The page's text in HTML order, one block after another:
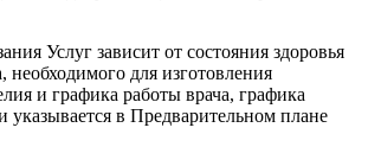
Услуг зависит от состояния здоровья
необходимого для изготовления
и графика работы врача, графика
указывается в Предварительном плане